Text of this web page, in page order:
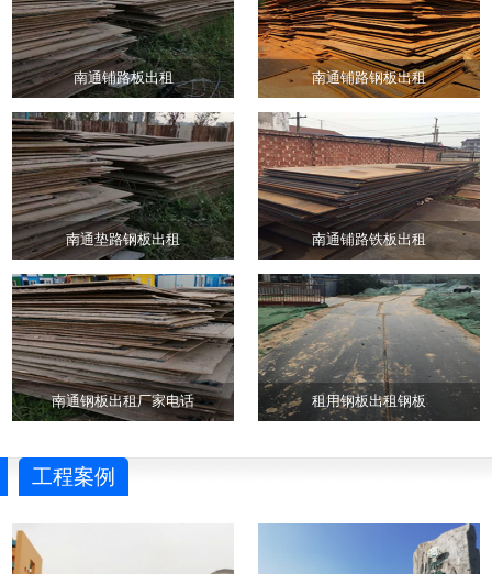
南通铺路板出租 南通铺路钢板出租
南通垫路钢板出租 南通铺路铁板出租
南通钢板出租厂家电话 租用钢板出租钢板
工程案例